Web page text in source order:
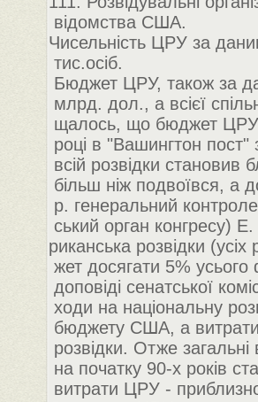
відомства США.
Чисельність ЦРУ за
тис.осіб.
Бюджет ЦРУ, також за
млрд. дол., а всієї
щалось, що бюджет ЦРУ
році в "Вашингтон
всій розвідки
більш ніж подвоївся, а
р. генеральний
ський орган конгресу)
риканська розвідки
жет досягати 5%
доповіді сенатської
ходи на національну
бюджету США, а
розвідки. Отже
на початку 90-х років
витрати ЦРУ -